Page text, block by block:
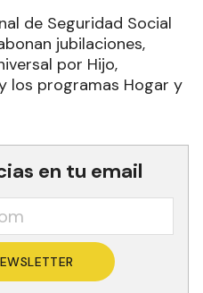
de Seguridad Social
jubilaciones,
por Hijo,
los programas Hogar y
en tu email